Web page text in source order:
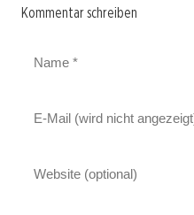
Kommentar schreiben